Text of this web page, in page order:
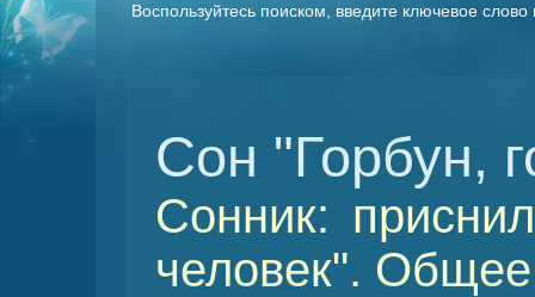
Воспользуйтесь поиском, введите ключевое
Сон "Горбун,
Сонник:
человек".